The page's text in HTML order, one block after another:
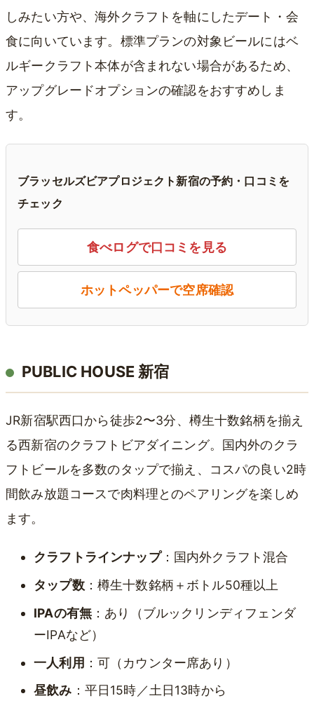
しみたい方や、海外クラフトを軸にしたデート・会
食に向いています。標準プランの対象ビールにはベ
ルギークラフト本体が含まれない場合があるため、
アップグレードオプションの確認をおすすめしま
す。
ブラッセルズビアプロジェクト新宿の予約・口コミを
チェック
食べログで口コミを見る
ホットペッパーで空席確認
PUBLIC HOUSE 新宿
JR新宿駅西口から徒歩2〜3分、樽生十数銘柄を揃え
る西新宿のクラフトビアダイニング。国内外のクラ
フトビールを多数のタップで揃え、コスパの良い2時
間飲み放題コースで肉料理とのペアリングを楽しめ
ます。
クラフトラインナップ：国内外クラフト混合
タップ数：樽生十数銘柄＋ボトル50種以上
IPAの有無 ：あり（ブルックリンディフェンダ
ーIPAなど）
一人利用 ：可（カウンター席あり）
昼飲み ：平日15時／土日13時から